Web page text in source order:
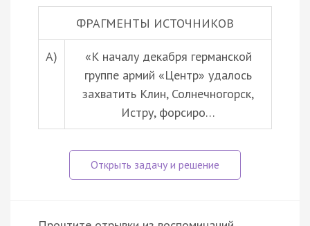
ФРАГМЕНТЫ ИСТОЧНИКОВ
А)
«К началу декабря германской
группе армий «Центр» удалось
захватить Клин, Солнечногорск,
Истру, форсиро…